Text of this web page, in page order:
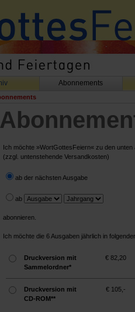
Abonnements
Ich möchte »WortGottesFeiern« zu den
(zzgl. untenstehende Versandkosten)
ab der nächsten Ausgabe
ab
abonnieren.
Ich möchte die 6 Ausgaben jährlich in
Druckversion mit
Sammelordner*
€ 82,20
Druckversion mit
CD-ROM**
€ 105,-